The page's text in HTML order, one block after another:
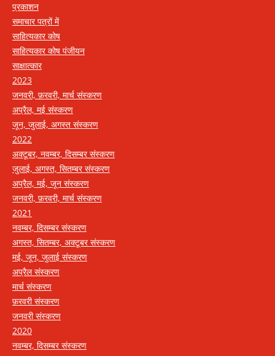
प्रकाशन
समाचार पत्रों में
साहित्यकार कोष
साहित्यकार कोष पंजीयन
साक्षात्कार
2023
जनवरी, फ़रवरी, मार्च संस्करण
अप्रैल, मई संस्करण
जून, जुलाई, अगस्त संस्करण
2022
अक्टूबर, नवम्बर, दिसम्बर संस्करण
जुलाई, अगस्त, सितम्बर संस्करण
अप्रैल, मई, जून संस्करण
जनवरी, फ़रवरी, मार्च संस्करण
2021
नवम्बर, दिसम्बर संस्करण
अगस्त, सितम्बर, अक्टूबर संस्करण
मई, जून, जुलाई संस्करण
अप्रैल संस्करण
मार्च संस्करण
फ़रवरी संस्करण
जनवरी संस्करण
2020
नवम्बर, दिसम्बर संस्करण